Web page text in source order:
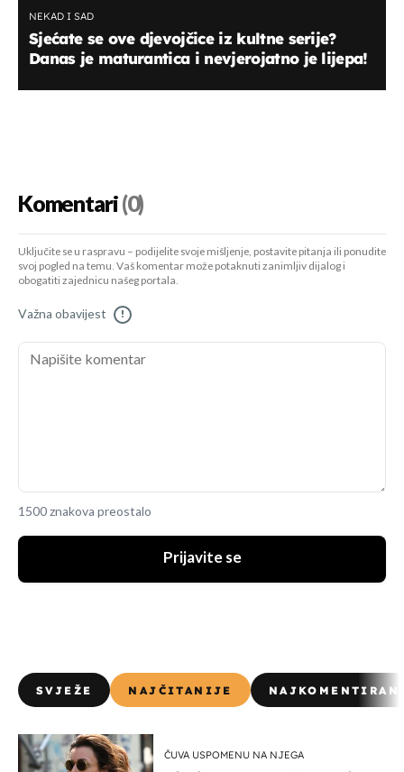
NEKAD I SAD
Sjećate se ove djevojčice iz kultne serije?
Danas je maturantica i nevjerojatno je lijepa!
Komentari(0)
Uključite se u raspravu – podijelite svoje mišljenje, postavite pitanja ili ponudite
svoj pogled na temu. Vaš komentar može potaknuti zanimljiv dijalog i
obogatiti zajednicu našeg portala.
Važna obavijest !
1500 znakova preostalo
Prijavite se
SVJEŽE NAJČITANIJE
ČUVA USPOMENU NA NJEGA